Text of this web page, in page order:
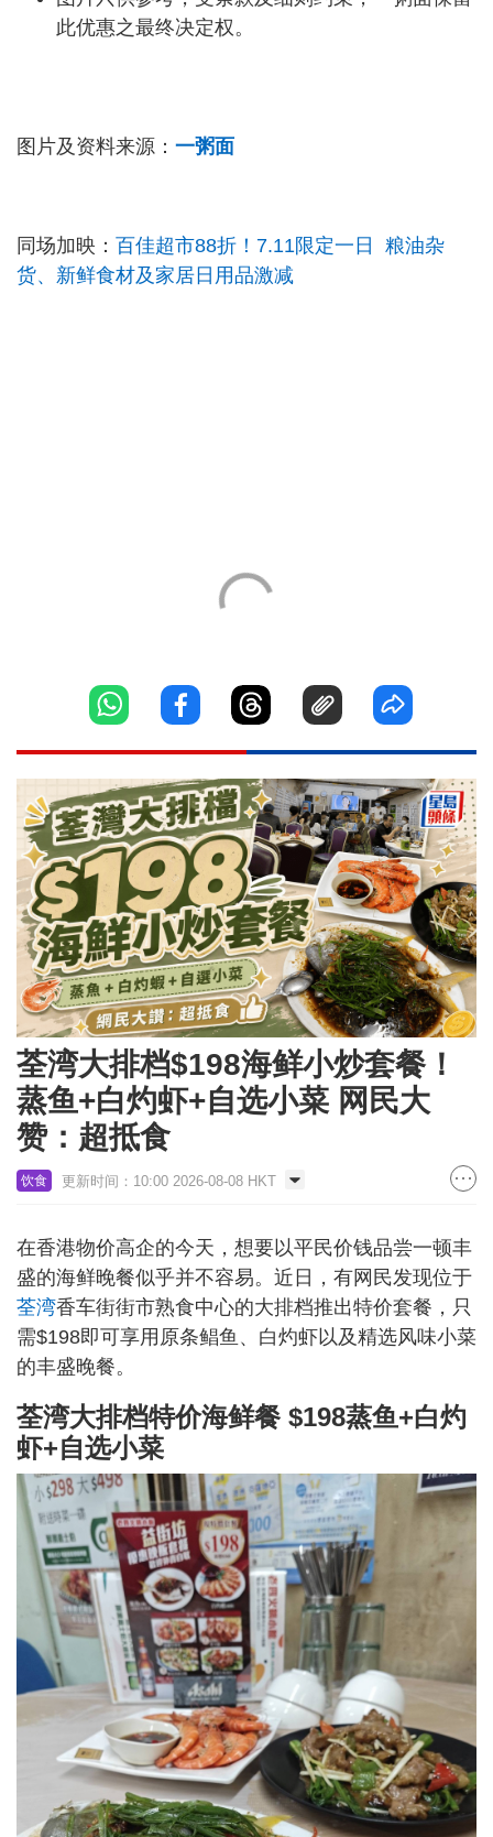
此优惠之最终决定权。
图片及资料来源： 一粥面
同场加映： 百佳超市88折！7.11限定一日 粮油杂
货、新鲜食材及家居日用品激减
荃湾大排档$198海鲜小炒套餐！
蒸鱼+白灼虾+自选小菜 网民大
赞：超抵食
饮食 更新时间：10:00 2026-08-08 HKT
在香港物价高企的今天，想要以平民价钱品尝一顿丰
盛的海鲜晚餐似乎并不容易。近日，有网民发现位于
荃湾香车街街市熟食中心的大排档推出特价套餐，只
需$198即可享用原条鲳鱼、白灼虾以及精选风味小菜
的丰盛晚餐。
荃湾大排档特价海鲜餐 $198蒸鱼+白灼
虾+自选小菜